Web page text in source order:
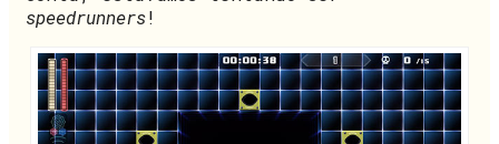
speedrunners!